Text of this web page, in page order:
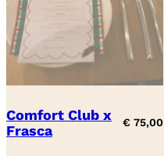
Comfort Club x
Frasca
€ 75,00